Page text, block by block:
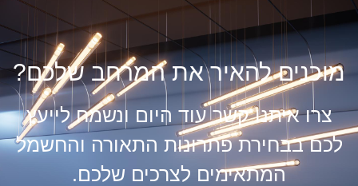
מוכנים להאיר את המרחב שלכם?
צרו איתנו קשר עוד היום ונשמח לייעץ
לכם בבחירת פתרונות התאורה והחשמל
המתאימים לצרכים שלכם.